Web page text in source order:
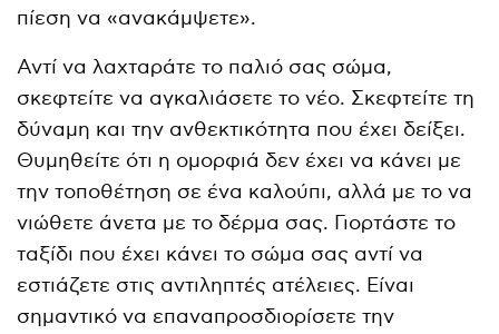
πίεση να «ανακάμψετε».
Αντί να λαχταράτε το παλιό σας σώμα,
σκεφτείτε να αγκαλιάσετε το νέο. Σκεφτείτε τη
δύναμη και την ανθεκτικότητα που έχει δείξει.
Θυμηθείτε ότι η ομορφιά δεν έχει να κάνει με
την τοποθέτηση σε ένα καλούπι, αλλά με το να
νιώθετε άνετα με το δέρμα σας. Γιορτάστε το
ταξίδι που έχει κάνει το σώμα σας αντί να
εστιάζετε στις αντιληπτές ατέλειες. Είναι
σημαντικό να επαναπροσδιορίσετε την